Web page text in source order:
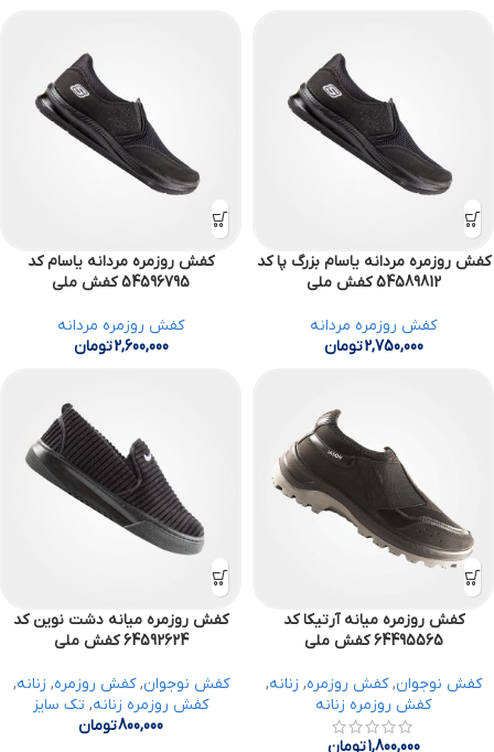
کفش روزمره مردانه یاسام بزرگ پا کد
54589812 کفش ملی
کفش روزمره مردانه
2,750,000تومان
کفش روزمره مردانه یاسام کد
54596795 کفش ملی
کفش روزمره مردانه
2,600,000تومان
کفش روزمره میانه آرتیکا کد
64495565 کفش ملی
کفش نوجوان,کفش روزمره, زنانه,
کفش روزمره زنانه
1,800,000تومان
کفش روزمره میانه دشت نوین کد
64592624 کفش ملی
کفش نوجوان,کفش روزمره, زنانه,
کفش روزمره زنانه, تک سایز
800,000تومان